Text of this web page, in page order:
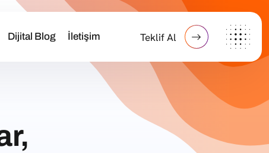
Dijital Blog İletişim Teklif Al